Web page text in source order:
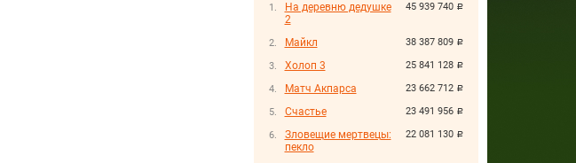
45 939 740 руб.
На деревню дедушке
2
38 387 809 руб.
Майкл
25 841 128 руб.
Холоп 3
23 662 712 руб.
Матч Акпарса
23 491 956 руб.
Счастье
22 081 130 руб.
Зловещие мертвецы:
пекло